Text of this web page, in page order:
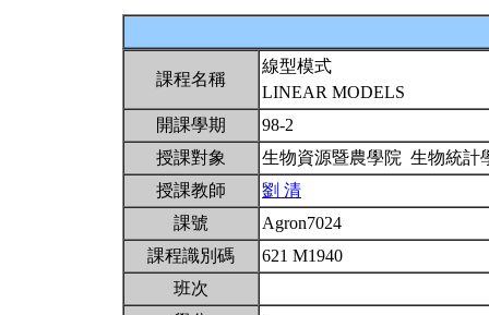
課程名稱
線型模式
LINEAR MODELS
開課學期
98-2
授課對象
生物資源暨農學院 生物統
授課教師
劉 清
課號
Agron7024
課程識別碼
621 M1940
班次